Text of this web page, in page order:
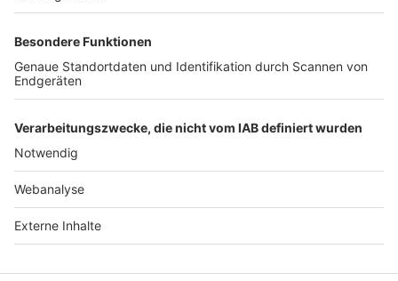
TOP-PARTNER
Nutzungsbedingungen Datenschutz Impressum